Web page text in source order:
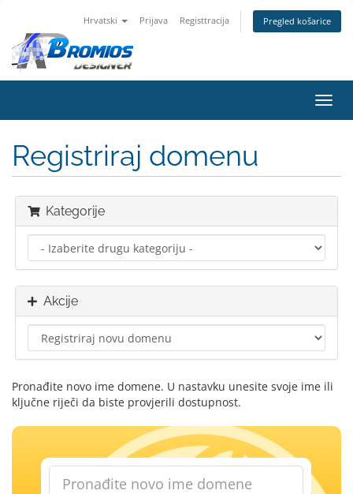
Hrvatski Prijava Registtracija Pregled košarice
Registriraj domenu
Kategorije
Akcije
Pronađite novo ime domene. U nastavku unesite svoje ime ili
ključne riječi da biste provjerili dostupnost.